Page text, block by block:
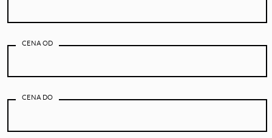
CENA OD
CENA DO„Wyrażam zgodę na przetwarzanie danych